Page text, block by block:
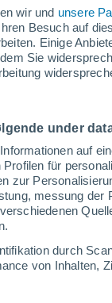
wir und unsere
Besuch auf
Einige
Sie
under
auf
für
zur
messung
durch
von Inhalten,